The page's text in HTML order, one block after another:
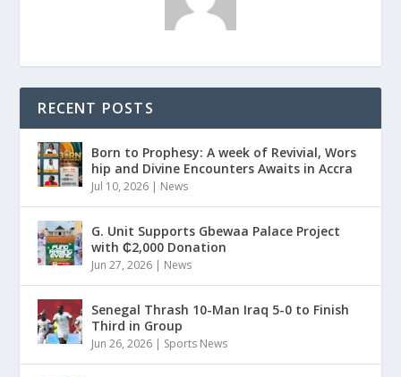
RECENT POSTS
Born to Prophesy: A week of Revivial, Wors
hip and Divine Encounters Awaits in Accra
Jul 10, 2026 | News
G. Unit Supports Gbewaa Palace Project
with ₵2,000 Donation
Jun 27, 2026 | News
Senegal Thrash 10-Man Iraq 5-0 to Finish
Third in Group
Jun 26, 2026 | Sports News